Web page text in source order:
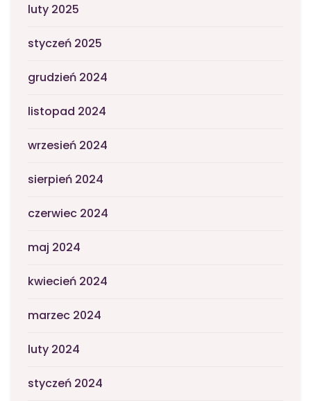
luty 2025
styczeń 2025
grudzień 2024
listopad 2024
wrzesień 2024
sierpień 2024
czerwiec 2024
maj 2024
kwiecień 2024
marzec 2024
luty 2024
styczeń 2024